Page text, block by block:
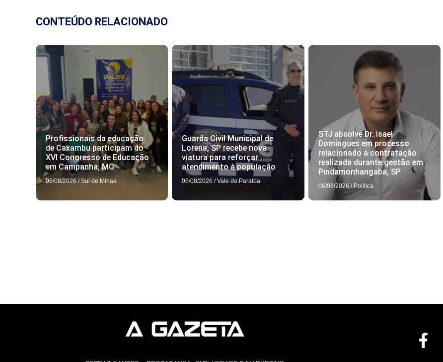
CONTEÚDO RELACIONADO
Profissionais da educação
de Caxambu participam do
XVI Congresso de Educação
em Campanha, MG
06/08/2026 / Sul de Minas
Guarda Civil Municipal de
Lorena, SP recebe nova
viatura para reforçar
atendimento à população
06/08/2026 / Vale do Paraíba
STJ absolve Dr. Isael
Domingues em processo
relacionado a contratação
realizada durante gestão em
Pindamonhangaba, SP
06/08/2026 / Política